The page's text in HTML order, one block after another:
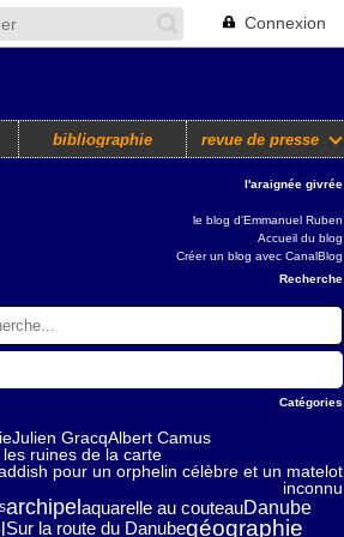
Connexion
bibliographie revue de presse
l'araignée givrée
le blog d'Emmanuel Ruben
Accueil du blog
Créer un blog avec CanalBlog
Recherche
Catégories
Julien GracqAlbert Camus
les ruines de la carte
pour un orphelin célèbre et un matelot
inconnu
archipel aquarelle au couteauDanube
Sur la route du Danubegéographie